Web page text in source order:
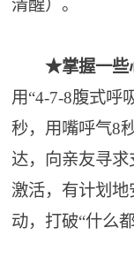
清醒）。
★掌握一些
用“4-7-8腹式呼
秒，用嘴呼气8
达，向亲友寻
激活，有计划
动，打破“什么